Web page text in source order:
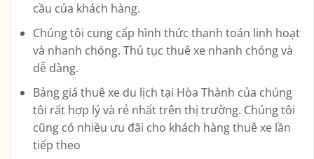
cầu của khách hàng.
Chúng tôi cung cấp hình thức thanh toán linh hoạt
và nhanh chóng. Thủ tục thuê xe nhanh chóng và
dễ dàng.
Bảng giá thuê xe du lịch tại Hòa Thành của chúng
tôi rất hợp lý và rẻ nhất trên thị trường. Chúng tôi
cũng có nhiều ưu đãi cho khách hàng thuê xe lần
tiếp theo